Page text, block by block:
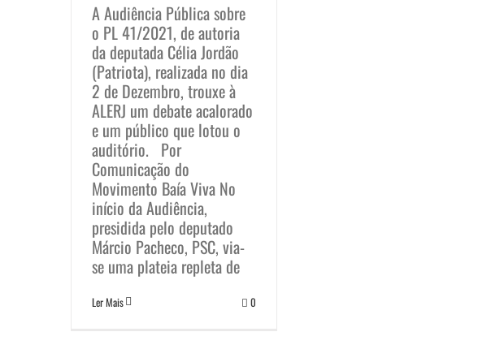
A Audiência Pública sobre
o PL 41/2021, de autoria
da deputada Célia Jordão
(Patriota), realizada no dia
2 de Dezembro, trouxe à
ALERJ um debate acalorado
e um público que lotou o
auditório. Por
Comunicação do
Movimento Baía Viva No
início da Audiência,
presidida pelo deputado
Márcio Pacheco, PSC, via-
se uma plateia repleta de
Ler Mais 0